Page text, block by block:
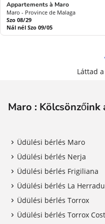
Appartements à Maro
Maro - Province de Malaga
Szo 08/29
Nál nél Szo 09/05
Láttad
Maro : Kölcsönzőink
Üdülési bérlés Maro
Üdülési bérlés Nerja
Üdülési bérlés Frigiliana
Üdülési bérlés La
Üdülési bérlés Torrox
Üdülési bérlés Torrox